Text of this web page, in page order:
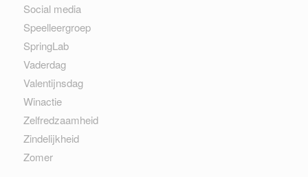
Social media
Speelleergroep
SpringLab
Vaderdag
Valentijnsdag
Winactie
Zelfredzaamheid
Zindelijkheid
Zomer